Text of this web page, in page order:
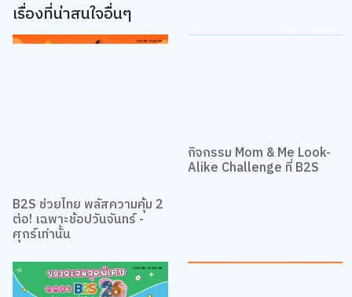
เรื่องที่น่าสนใจอื่นๆ
B2S ช่วยไทย พลัสความคุ้ม 2
ต่อ! เฉพาะช้อปวันจันทร์ -
ศุกร์เท่านั้น
กิจกรรม Mom & Me Look-
Alike Challenge ที่ B2S